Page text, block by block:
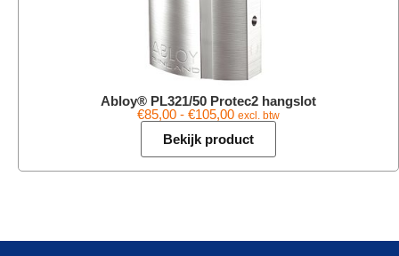
Abloy® PL321/50 Protec2 hangslot
€85,00 - €105,00 excl. btw
Bekijk product